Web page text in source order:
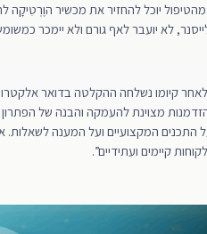
יוכל להחזיר את מכשיר הוֶרְטִיקָה
לא יועבר לאף גורם ולא יימכר
לאחר קיומו נשלחה ההקלטה בדואר
מצוינת להעמקה והבנה של הפתרון
המקצועיים ועל המענה לשאלות.
קיימים ועתידיים”.